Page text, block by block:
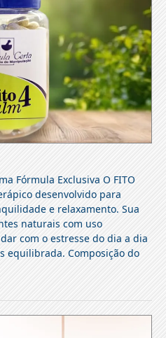
Fórmula Exclusiva O FITO
desenvolvido para
e relaxamento. Sua
naturais com uso
com o estresse do dia a dia
equilibrada. Composição do